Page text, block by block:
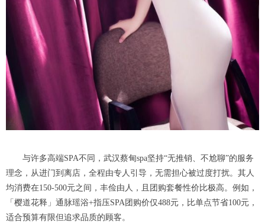
与许多高端SPA不同，武汉蔡甸spa坚持“无推销、不尬聊”的服务
理念，从进门到离店，全程由专人引导，无需担心被过度打扰。其人
均消费在150-500元之间，丰俭由人，且团购套餐性价比极高。例如，
「樱道花释」通脉瑶浴+指压SPA团购价仅488元，比单点节省100元，
适合预算有限但追求品质的顾客。